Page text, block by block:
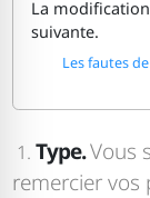
La
suivante.
Les fautes
1. Type.Vous
remercier vos